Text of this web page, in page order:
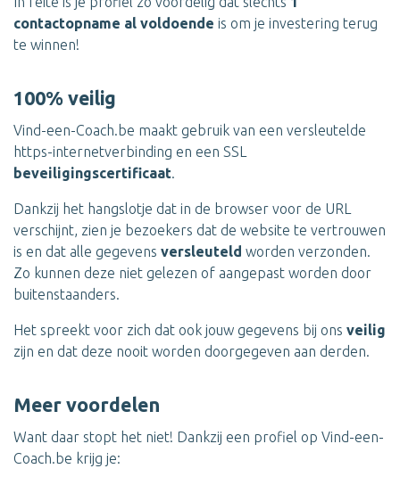
contactopname al voldoende is om je investering terug
te winnen!
100% veilig
Vind-een-Coach.be maakt gebruik van een versleutelde
https-internetverbinding en een SSL
beveiligingscertificaat.
Dankzij het hangslotje dat in de browser voor de URL
verschijnt, zien je bezoekers dat de website te vertrouwen
is en dat alle gegevens versleuteld worden verzonden.
Zo kunnen deze niet gelezen of aangepast worden door
buitenstaanders.
Het spreekt voor zich dat ook jouw gegevens bij ons veilig
zijn en dat deze nooit worden doorgegeven aan derden.
Meer voordelen
Want daar stopt het niet! Dankzij een profiel op Vind-een-
Coach.be krijg je: